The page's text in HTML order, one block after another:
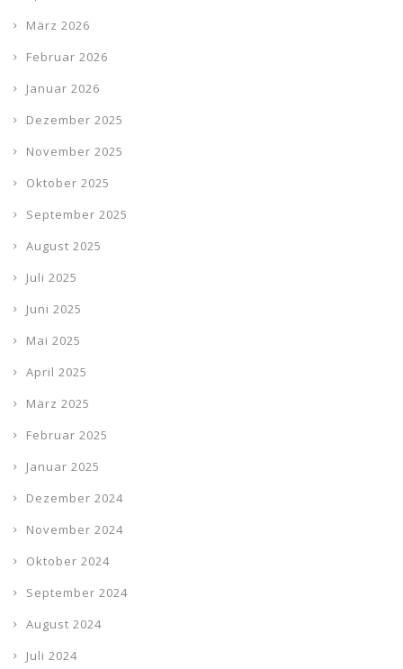
März 2026
Februar 2026
Januar 2026
Dezember 2025
November 2025
Oktober 2025
September 2025
August 2025
Juli 2025
Juni 2025
Mai 2025
April 2025
März 2025
Februar 2025
Januar 2025
Dezember 2024
November 2024
Oktober 2024
September 2024
August 2024
Juli 2024